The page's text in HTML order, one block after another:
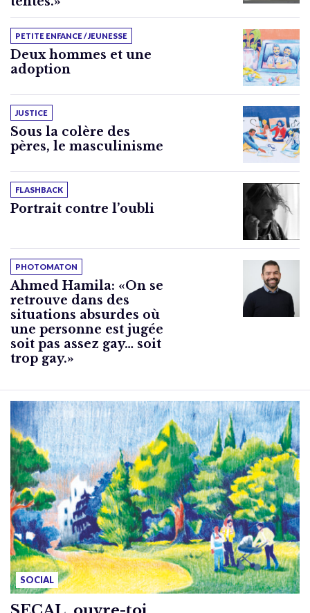
PETITE ENFANCE / JEUNESSE
Deux hommes et une
adoption
JUSTICE
Sous la colère des
pères, le masculinisme
FLASHBACK
Portrait contre l’oubli
PHOTOMATON
Ahmed Hamila: «On se
retrouve dans des
situations absurdes où
une personne est jugée
soit pas assez gay… soit
trop gay.»
SOCIAL